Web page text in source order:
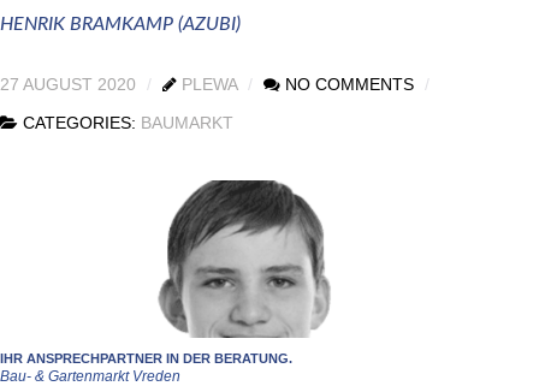
HENRIK BRAMKAMP (AZUBI)
27 AUGUST 2020 PLEWA NO COMMENTS
CATEGORIES: BAUMARKT
IHR ANSPRECHPARTNER IN DER BERATUNG.
Bau- & Gartenmarkt Vreden